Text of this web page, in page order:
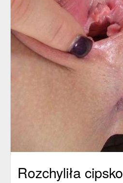
Rozchyliła cipsko